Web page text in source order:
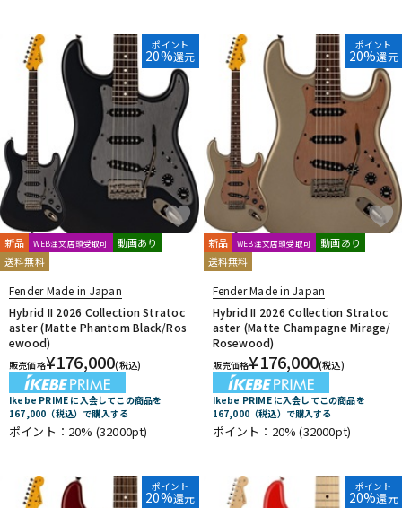
ポイント
20%還元
新品 WEB注文店頭受取可
動画あり
送料無料
Fender Made in Japan
Hybrid II 2026 Collection Stratoc
aster (Matte Phantom Black/Ros
ewood)
販売価格¥176,000(税込)
Ikebe PRIME に入会してこの商品を
167,000（税込）で購入する
ポイント：20% (32000pt)
ポイント
20%還元
新品 WEB注文店頭受取可
動画あり
送料無料
Fender Made in Japan
Hybrid II 2026 Collection Stratoc
aster (Matte Champagne Mirage/
Rosewood)
販売価格¥176,000(税込)
Ikebe PRIME に入会してこの商品を
167,000（税込）で購入する
ポイント：20%(32000pt)
ポイント
20%還元
ポイント
20%還元